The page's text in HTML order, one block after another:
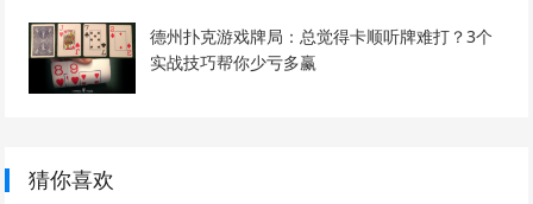
德州扑克游戏牌局：总觉得卡顺听牌难打？3个
实战技巧帮你少亏多赢
猜你喜欢